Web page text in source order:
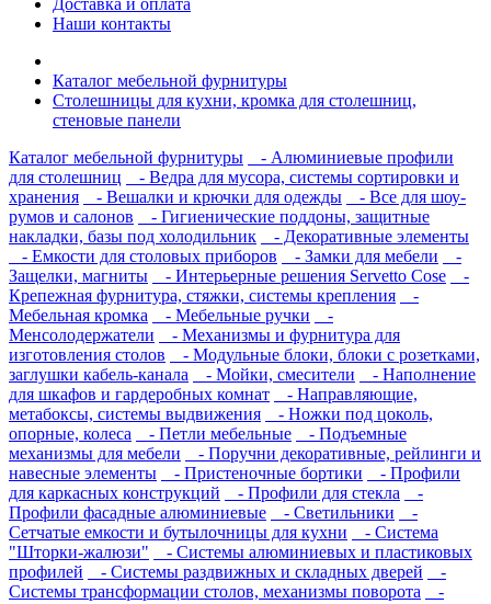
Доставка и оплата
Наши контакты
Каталог мебельной фурнитуры
Столешницы для кухни, кромка для столешниц,
стеновые панели
Каталог мебельной фурнитуры
- Алюминиевые профили
для столешниц
- Ведра для мусора, системы сортировки и
хранения
- Вешалки и крючки для одежды
- Все для шоу-
румов и салонов
- Гигиенические поддоны, защитные
накладки, базы под холодильник
- Декоративные элементы
- Емкости для столовых приборов
- Замки для мебели
-
Защелки, магниты
- Интерьерные решения Servetto Cose
-
Крепежная фурнитура, стяжки, системы крепления
-
Мебельная кромка
- Мебельные ручки
-
Менсолодержатели
- Механизмы и фурнитура для
изготовления столов
- Модульные блоки, блоки с розетками,
заглушки кабель-канала
- Мойки, смесители
- Наполнение
для шкафов и гардеробных комнат
- Направляющие,
метабоксы, системы выдвижения
- Ножки под цоколь,
опорные, колеса
- Петли мебельные
- Подъемные
механизмы для мебели
- Поручни декоративные, рейлинги и
навесные элементы
- Пристеночные бортики
- Профили
для каркасных конструкций
- Профили для стекла
-
Профили фасадные алюминиевые
- Светильники
-
Сетчатые емкости и бутылочницы для кухни
- Система
"Шторки-жалюзи"
- Системы алюминиевых и пластиковых
профилей
- Системы раздвижных и складных дверей
-
Системы трансформации столов, механизмы поворота
-